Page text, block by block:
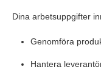
Dina arbetsuppgifter
Genomföra
Hantera